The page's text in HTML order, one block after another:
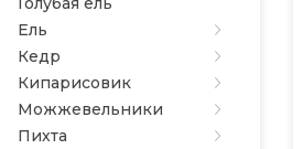
Ель
Кедр
Кипарисовик
Можжевельники
Пихта